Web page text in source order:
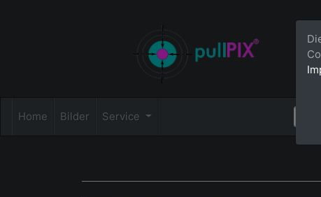
Home Bilder Service